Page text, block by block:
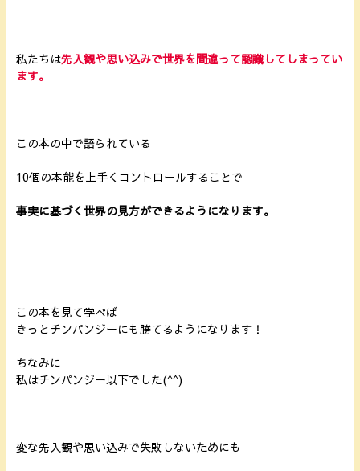
私たちは先入観や思い込みで世界を間違って認識してしまってい
ます。
この本の中で語られている
10個の本能を上手くコントロールすることで
事実に基づく世界の見方ができるようになります。
この本を見て学べば
きっとチンパンジーにも勝てるようになります！
ちなみに
私はチンパンジー以下でした(^^)
変な先入観や思い込みで失敗しないためにも